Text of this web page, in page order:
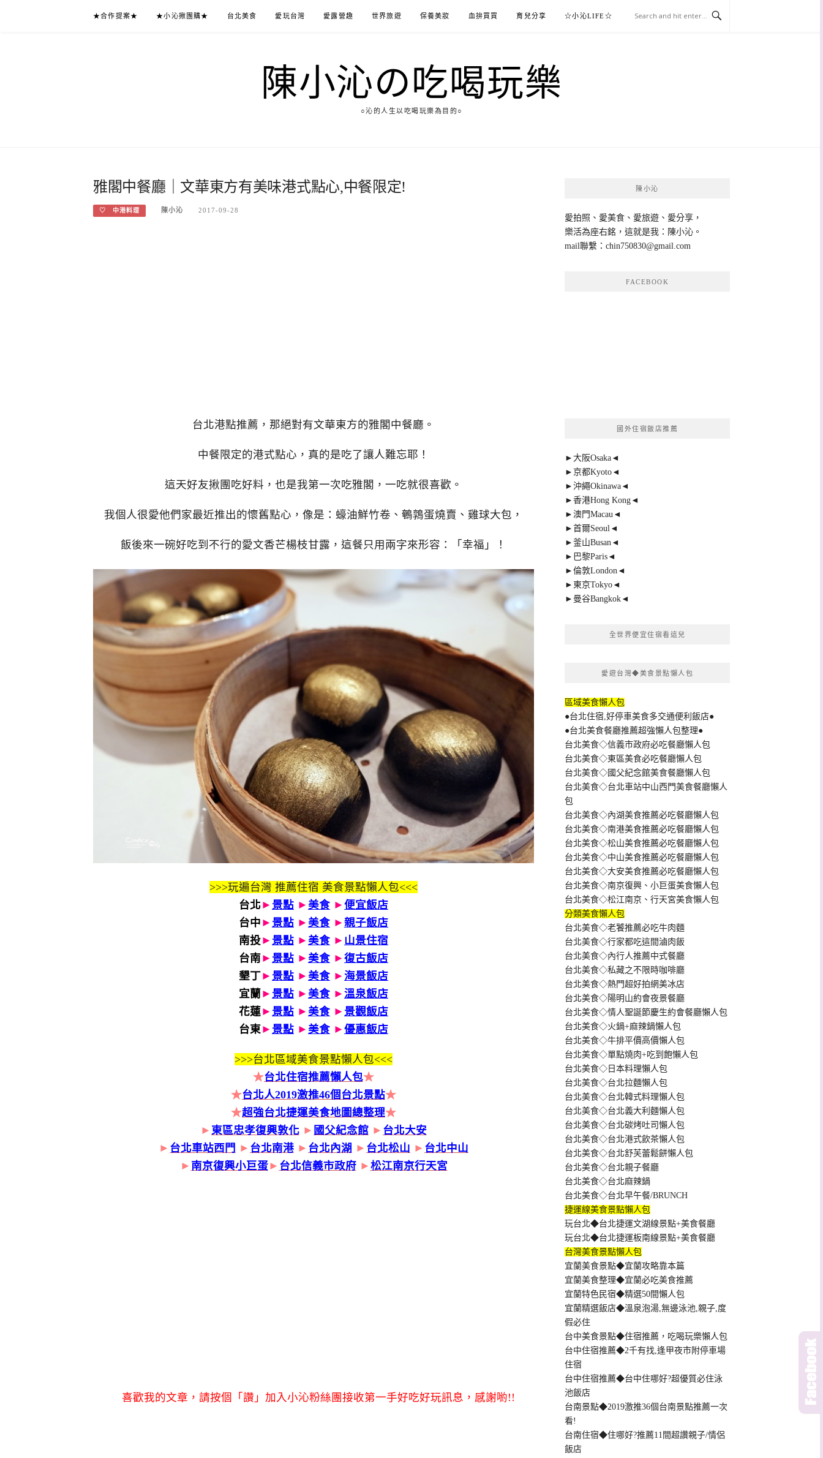
★合作提案★ ★小沁揪團購★ 台北美食 愛玩台灣 愛露營趣 世界旅遊 保養美妝 血拚買買 育兒分享 ☆小沁LIFE☆
陳小沁の吃喝玩樂
○沁的人生以吃喝玩樂為目的○
雅閣中餐廳｜文華東方有美味港式點心,中餐限定!
♡ 中港料理 陳小沁 2017-09-28
台北港點推薦，那絕對有文華東方的雅閣中餐廳。
中餐限定的港式點心，真的是吃了讓人難忘耶！
這天好友揪團吃好料，也是我第一次吃雅閣，一吃就很喜歡。
我個人很愛他們家最近推出的懷舊點心，像是：蠔油鮮竹卷、鵪鶉蛋燒賣、雞球大包，
飯後來一碗好吃到不行的愛文香芒楊枝甘露，這餐只用兩字來形容：「幸福」！
>>>玩遍台灣 推薦住宿 美食景點懶人包<<<
台北► 景點 ► 美食 ► 便宜飯店
台中 ► 景點 ► 美食 ► 親子飯店
南投► 景點 ► 美食 ► 山景住宿
台南► 景點 ► 美食 ► 復古飯店
墾丁► 景點 ► 美食 ► 海景飯店
宜蘭► 景點 ► 美食 ► 溫泉飯店
花蓮► 景點 ► 美食 ► 景觀飯店
台東► 景點 ► 美食 ► 優惠飯店
>>>台北區域美食景點懶人包<<<
★台北住宿推薦懶人包★
★台北人2019激推46個台北景點★
★超強台北捷運美食地圖總整理★
► 東區忠孝復興敦化 ► 國父紀念館 ► 台北大安
► 台北車站西門 ► 台北南港 ► 台北內湖 ► 台北松山 ► 台北中山
► 南京復興小巨蛋► 台北信義市政府► 松江南京行天宮
喜歡我的文章，請按個「讚」加入小沁粉絲團接收第一手好吃好玩訊息，感謝喲!!
陳小沁
愛拍照、愛美食、愛旅遊、愛分享，
樂活為座右銘，這就是我：陳小沁。
mail聯繫： chin750830@gmail.com
FACEBOOK
國外住宿飯店推薦
►大阪Osaka◄
►京都Kyoto◄
►沖繩Okinawa◄
►香港Hong Kong◄
►澳門Macau◄
►首爾Seoul◄
►釜山Busan◄
►巴黎Paris◄
►倫敦London◄
►東京Tokyo◄
►曼谷Bangkok◄
全世界便宜住宿看這兒
愛遊台灣◆美食景點懶人包
區域美食懶人包
●台北住宿,好停車美食多交通便利飯店●
●台北美食餐廳推薦超強懶人包整理●
台北美食◇信義市政府必吃餐廳懶人包
台北美食◇東區美食必吃餐廳懶人包
台北美食◇國父紀念館美食餐廳懶人包
台北美食◇台北車站中山西門美食餐廳懶人
包
台北美食◇內湖美食推薦必吃餐廳懶人包
台北美食◇南港美食推薦必吃餐廳懶人包
台北美食◇松山美食推薦必吃餐廳懶人包
台北美食◇中山美食推薦必吃餐廳懶人包
台北美食◇大安美食推薦必吃餐廳懶人包
台北美食◇南京復興、小巨蛋美食懶人包
台北美食◇松江南京、行天宮美食懶人包
分類美食懶人包
台北美食◇老饕推薦必吃牛肉麵
台北美食◇行家都吃這間滷肉飯
台北美食◇內行人推薦中式餐廳
台北美食◇私藏之不限時咖啡廳
台北美食◇熱門超好拍網美冰店
台北美食◇陽明山約會夜景餐廳
台北美食◇情人聖誕節慶生約會餐廳懶人包
台北美食◇火鍋+麻辣鍋懶人包
台北美食◇牛排平價高價懶人包
台北美食◇單點燒肉+吃到飽懶人包
台北美食◇日本料理懶人包
台北美食◇台北拉麵懶人包
台北美食◇台北韓式料理懶人包
台北美食◇台北義大利麵懶人包
台北美食◇台北碳烤吐司懶人包
台北美食◇台北港式飲茶懶人包
台北美食◇台北舒芙蕾鬆餅懶人包
台北美食◇台北親子餐廳
台北美食◇台北麻辣鍋
台北美食◇台北早午餐/BRUNCH
捷運線美食景點懶人包
玩台北◆台北捷運文湖線景點+美食餐廳
玩台北◆台北捷運板南線景點+美食餐廳
台灣美食景點懶人包
宜蘭美食景點◆宜蘭攻略靠本篇
宜蘭美食整理◆宜蘭必吃美食推薦
宜蘭特色民宿◆精選50間懶人包
宜蘭精選飯店◆溫泉泡湯,無邊泳池,親子,度
假必住
台中美食景點◆住宿推薦，吃喝玩樂懶人包
台中住宿推薦◆2千有找,逢甲夜市附停車場
住宿
台中住宿推薦◆台中住哪好?超優質必住泳
池飯店
台南景點◆2019激推36個台南景點推薦一次
看!
台南住宿◆住哪好?推薦11間超讚親子/情侶
飯店